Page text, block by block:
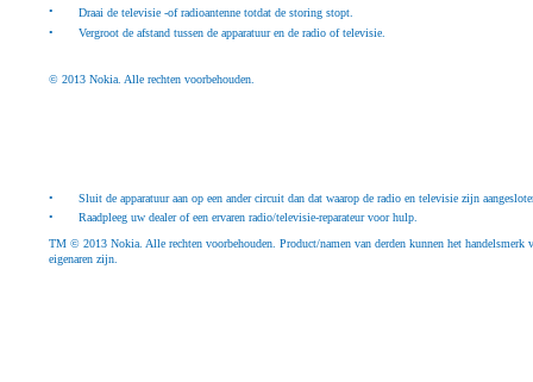
•
Draai de televisie -of radioantenne totdat de storing stopt.
•
Vergroot de afstand tussen de apparatuur en de radio of televisie.
© 2013 Nokia. Alle rechten voorbehouden.
•
Sluit de apparatuur aan op een ander circuit dan dat waarop de radio en televisie zijn
•
Raadpleeg uw dealer of een ervaren radio/televisie-reparateur voor hulp.
TM © 2013 Nokia. Alle rechten voorbehouden. Product/namen van derden kunnen het handelsmerk
eigenaren zijn.